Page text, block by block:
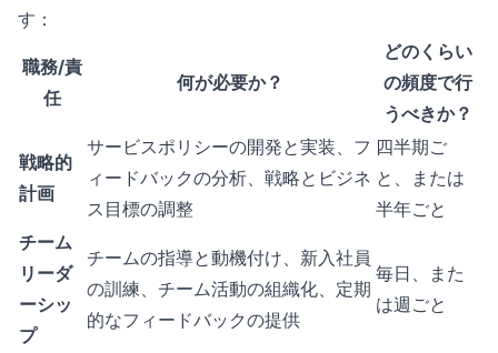
す：
職務/責
任
何が必要か？
どのくらい
の頻度で行
うべきか？
戦略的
計画
サービスポリシーの開発と実装、フ
ィードバックの分析、戦略とビジネ
ス目標の調整
四半期ご
と、または
半年ごと
チーム
リーダ
ーシッ
プ
チームの指導と動機付け、新入社員
の訓練、チーム活動の組織化、定期
的なフィードバックの提供
毎日、また
は週ごと